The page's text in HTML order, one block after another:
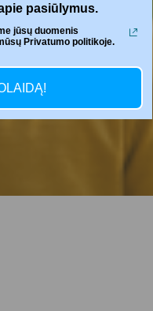
pasiūlymus.
jūsų duomenis
Privatumo politikoje.